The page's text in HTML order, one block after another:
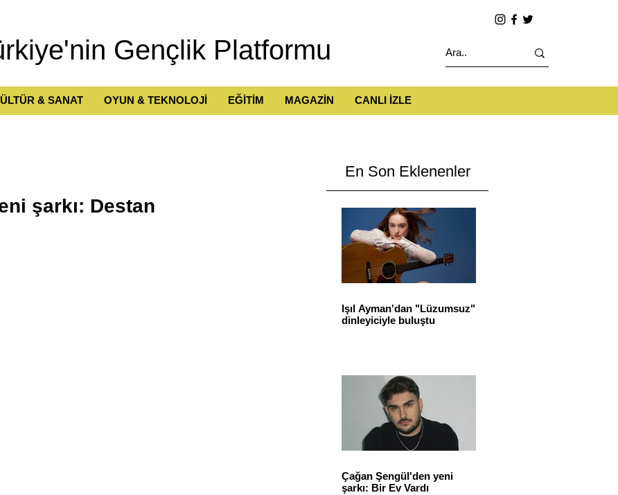
Gençlik Platformu
& SANAT OYUN & TEKNOLOJİ EĞİTİM MAGAZİN CANLI İZLE
şarkı: Destan
En Son Eklenenler
Işıl Ayman'dan "Lüzumsuz"
dinleyiciyle buluştu
Çağan Şengül'den yeni
şarkı: Bir Ev Vardı